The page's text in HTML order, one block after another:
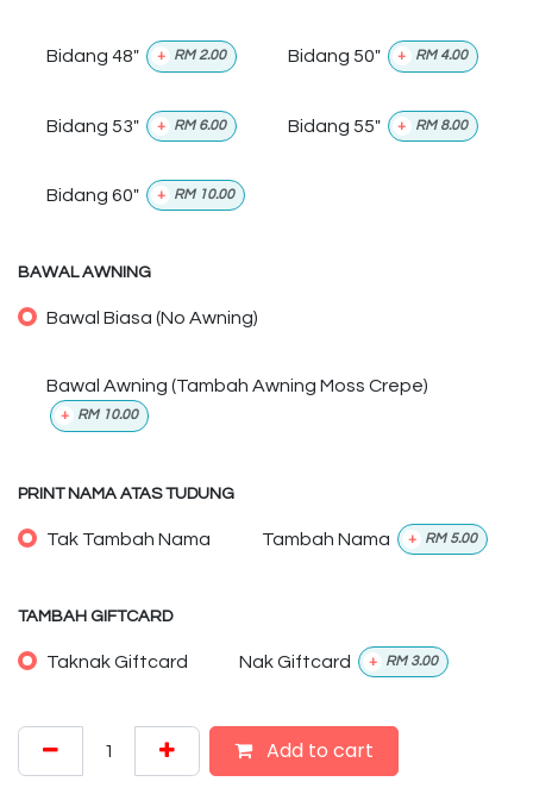
Bidang 48" + RM2.00 Bidang 50" + RM 4.00
Bidang 53" + RM 6.00 Bidang 55" + RM 8.00
Bidang 60" + RM 10.00
BAWAL AWNING
Bawal Biasa (No Awning)
Bawal Awning (Tambah Awning Moss Crepe)
+ RM 10.00
PRINT NAMA ATAS TUDUNG
Tak Tambah Nama Tambah Nama + RM 5.00
TAMBAH GIFTCARD
Taknak Giftcard Nak Giftcard + RM 3.00
Add to cart